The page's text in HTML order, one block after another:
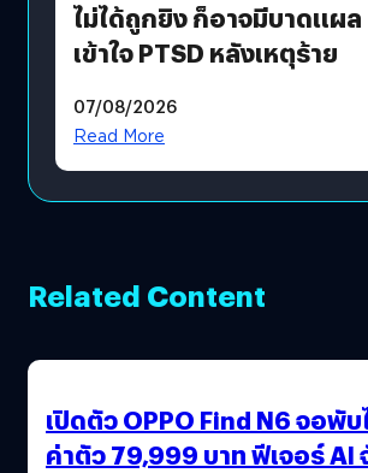
ไม่ได้ถูกยิง ก็อาจมีบาดแผล
เข้าใจ PTSD หลังเหตุร้าย
07/08/2026
Read More
Related Content
เปิดตัว OPPO Find N6 จอพั
ค่าตัว 79,999 บาท ฟีเจอร์ AI